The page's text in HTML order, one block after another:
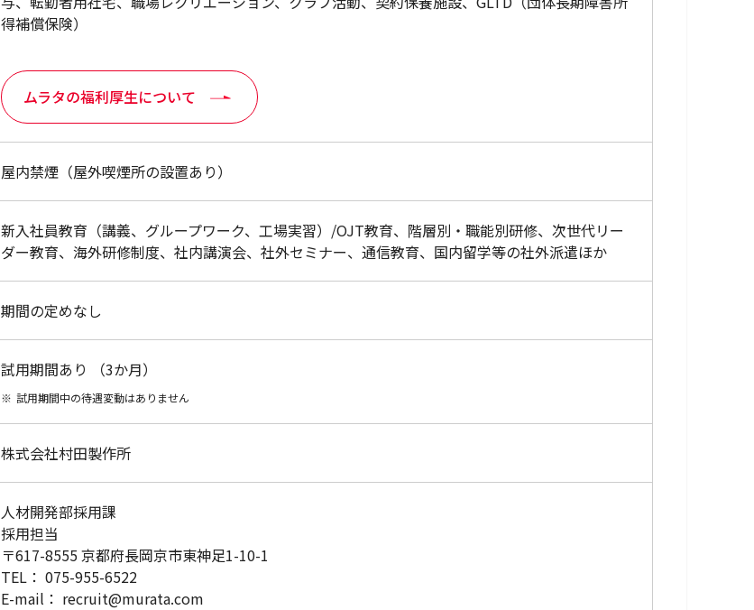
得補償保険）
ムラタの福利厚生について
屋内禁煙（屋外喫煙所の設置あり）
新入社員教育（講義、グループワーク、工場実習）/OJT教育、階層別・職能別研修、次世代リー
ダー教育、海外研修制度、社内講演会、社外セミナー、通信教育、国内留学等の社外派遣ほか
期間の定めなし
試用期間あり （3か月）
※ 試用期間中の待遇変動はありません
株式会社村田製作所
人材開発部採用課
採用担当
〒617-8555 京都府長岡京市東神足1-10-1
TEL： 075-955-6522
E-mail： recruit@murata.com